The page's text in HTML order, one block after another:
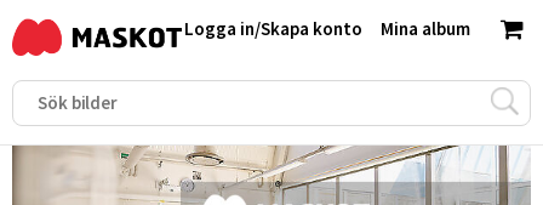
Mina album
Logga in/Skapa konto